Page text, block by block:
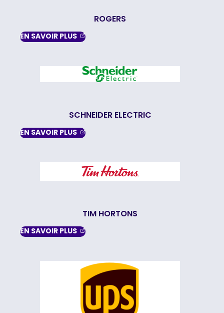
ROGERS
EN SAVOIR PLUS , OPENS IN A NEW TAB
SCHNEIDER ELECTRIC
EN SAVOIR PLUS , OPENS IN A NEW TAB
TIM HORTONS
EN SAVOIR PLUS , OPENS IN A NEW TAB